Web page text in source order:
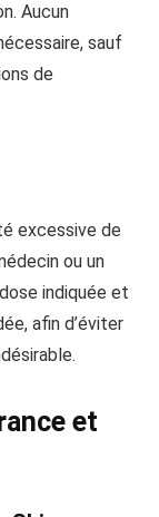
Aucun
sauf
de
excessive de
ou un
indiquée et
afin d’éviter
et